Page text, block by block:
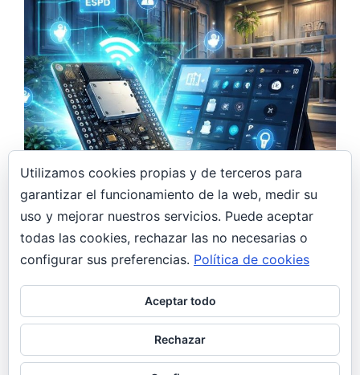
7 abril, 2026
Monitor de CO₂ DIY con ESP32 y Home
Assistant: controla la calidad del aire en
casa
De regalo navideño a proyecto DIY Estas
Navidades, mi hermana se pidió un monitor de
CO₂. Yo, hasta ese momento,…
Utilizamos cookies propias y de terceros para
garantizar el funcionamiento de la web, medir su
uso y mejorar nuestros servicios. Puede aceptar
todas las cookies, rechazar las no necesarias o
configurar sus preferencias. Política de cookies
Aceptar todo
Rechazar